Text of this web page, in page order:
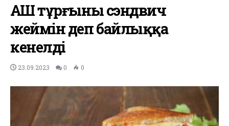
АҚШ тұрғыны сэндвич
жеймін деп байлыққа
кенелді
23.09.2023 0 0